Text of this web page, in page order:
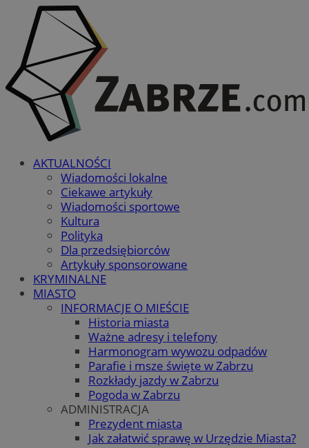
AKTUALNOŚCI
Wiadomości lokalne
Ciekawe artykuły
Wiadomości sportowe
Kultura
Polityka
Dla przedsiębiorców
Artykuły sponsorowane
KRYMINALNE
MIASTO
INFORMACJE O MIEŚCIE
Historia miasta
Ważne adresy i telefony
Harmonogram wywozu odpadów
Parafie i msze święte w Zabrzu
Rozkłady jazdy w Zabrzu
Pogoda w Zabrzu
ADMINISTRACJA
Prezydent miasta
Jak załatwić sprawę w Urzędzie Miasta?